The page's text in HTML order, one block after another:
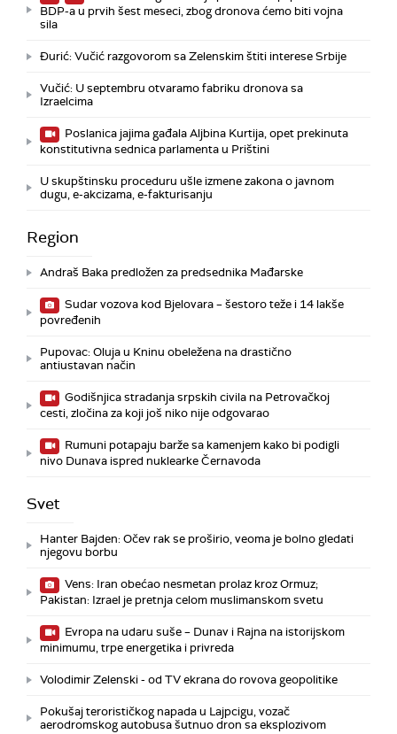
BDP-a u prvih šest meseci, zbog dronova ćemo biti vojna
sila
Đurić: Vučić razgovorom sa Zelenskim štiti interese Srbije
Vučić: U septembru otvaramo fabriku dronova sa
Izraelcima
Poslanica jajima gađala Aljbina Kurtija, opet prekinuta
konstitutivna sednica parlamenta u Prištini
U skupštinsku proceduru ušle izmene zakona o javnom
dugu, e-akcizama, e-fakturisanju
Region
Andraš Baka predložen za predsednika Mađarske
Sudar vozova kod Bjelovara – šestoro teže i 14 lakše
povređenih
Pupovac: Oluja u Kninu obeležena na drastično
antiustavan način
Godišnjica stradanja srpskih civila na Petrovačkoj
cesti, zločina za koji još niko nije odgovarao
Rumuni potapaju barže sa kamenjem kako bi podigli
nivo Dunava ispred nuklearke Černavoda
Svet
Hanter Bajden: Očev rak se proširio, veoma je bolno gledati
njegovu borbu
Vens: Iran obećao nesmetan prolaz kroz Ormuz;
Pakistan: Izrael je pretnja celom muslimanskom svetu
Evropa na udaru suše – Dunav i Rajna na istorijskom
minimumu, trpe energetika i privreda
Volodimir Zelenski - od TV ekrana do rovova geopolitike
Pokušaj terorističkog napada u Lajpcigu, vozač
aerodromskog autobusa šutnuo dron sa eksplozivom